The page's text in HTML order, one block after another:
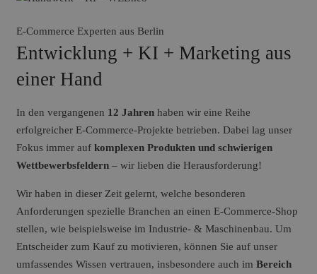
E-Commerce Experten aus Berlin
Entwicklung + KI + Marketing aus
einer Hand
In den vergangenen 12 Jahrenhaben wir eine Reihe
erfolgreicher E-Commerce-Projekte betrieben. Dabei lag unser
Fokus immer auf komplexen Produkten und schwierigen
Wettbewerbsfeldern– wir lieben die Herausforderung!
Wir haben in dieser Zeit gelernt, welche besonderen
Anforderungen spezielle Branchen an einen E-Commerce-Shop
stellen, wie beispielsweise im Industrie- & Maschinenbau. Um
Entscheider zum Kauf zu motivieren, können Sie auf unser
umfassendes Wissen vertrauen, insbesondere auch im Bereich